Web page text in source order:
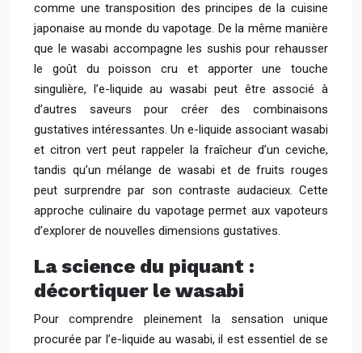
comme une transposition des principes de la cuisine
japonaise au monde du vapotage. De la même manière
que le wasabi accompagne les sushis pour rehausser
le goût du poisson cru et apporter une touche
singulière, l’e-liquide au wasabi peut être associé à
d’autres saveurs pour créer des combinaisons
gustatives intéressantes. Un e-liquide associant wasabi
et citron vert peut rappeler la fraîcheur d’un ceviche,
tandis qu’un mélange de wasabi et de fruits rouges
peut surprendre par son contraste audacieux. Cette
approche culinaire du vapotage permet aux vapoteurs
d’explorer de nouvelles dimensions gustatives.
La science du piquant :
décortiquer le wasabi
Pour comprendre pleinement la sensation unique
procurée par l’e-liquide au wasabi, il est essentiel de se